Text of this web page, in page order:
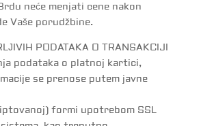
neće menjati cene nakon
Vaše porudžbine.
PODATAKA O TRANSAKCIJI
podataka o platnoj kartici,
se prenose putem javne
formi upotrebom SSL